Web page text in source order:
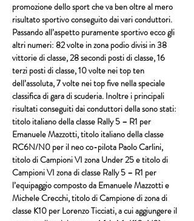
promozione dello sport che va ben oltre al mero
risultato sportivo conseguito dai vari conduttori.
Passando all’aspetto puramente sportivo ecco gli
altri numeri: 82 volte in zona podio divisi in 38
vittorie di classe, 28 secondi posti di classe, 16
terzi posti di classe, 10 volte nei top ten
dell’assoluta, 7 volte nei top five nella speciale
classifica di gara di scuderia. Inoltre i principali
risultati conseguiti dai conduttori dellasono stati:
titolo italiano della classe Rally 5 – R1 per
Emanuele Mazzotti, titolo italiano della classe
RC6N/N0 per il neo co-pilota Paolo Carlini,
titolo di Campioni VI zona Under 25 e titolo di
Campioni VI zona di classe Rally 5 – R1 per
l’equipaggio composto da Emanuele Mazzotti e
Michele Crecchi, titolo di Campione di zona di
classe K10 per Lorenzo Ticciati, a cui aggiungere il